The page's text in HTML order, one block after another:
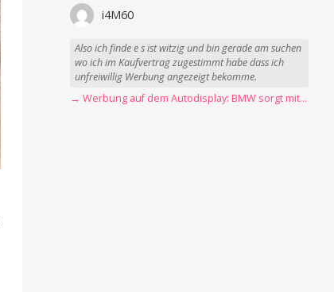
i4M60
Also ich finde e s ist witzig und bin gerade am suchen
wo ich im Kaufvertrag zugestimmt habe dass ich
unfreiwillig Werbung angezeigt bekomme.
→ Werbung auf dem Autodisplay: BMW sorgt mit Spider-Man-Werbung für scharfe Kritik